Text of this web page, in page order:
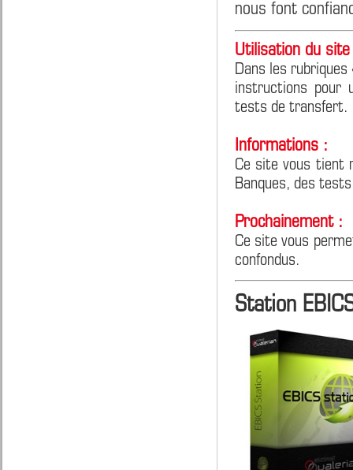
nous font
Utilisation du
Dans les
instructions pour
tests de transfert.
Informations :
Ce site vous tient
Banques, des
Prochainement :
Ce site vous
confondus.
Station